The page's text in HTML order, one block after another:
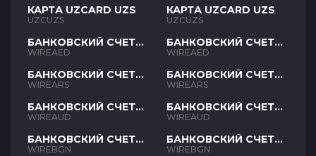
КАРТА UZCARD UZS
UZCUZS
БАНКОВСКИЙ СЧЕТ
AED
WIREAED
БАНКОВСКИЙ СЧЕТ
ARS
WIREARS
БАНКОВСКИЙ СЧЕТ
AUD
WIREAUD
БАНКОВСКИЙ СЧЕТ
BGN
WIREBGN
КАРТА UZCARD UZS
UZCUZS
БАНКОВСКИЙ СЧЕТ
AED
WIREAED
БАНКОВСКИЙ СЧЕТ
ARS
WIREARS
БАНКОВСКИЙ СЧЕТ
AUD
WIREAUD
БАНКОВСКИЙ СЧЕТ
BGN
WIREBGN